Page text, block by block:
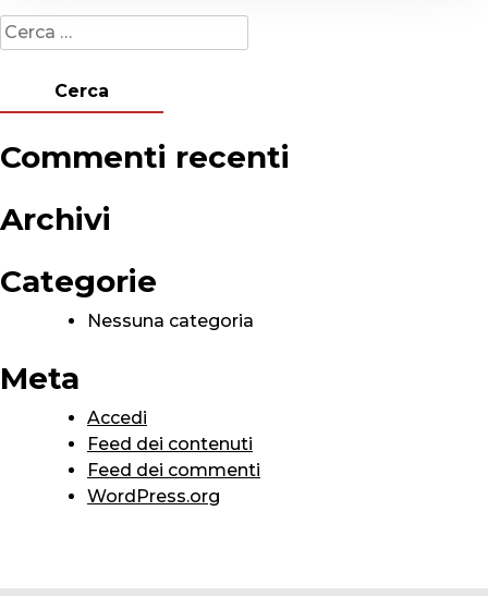
Ricerca
per:
Commenti recenti
Archivi
Categorie
Nessuna categoria
Meta
Accedi
Feed dei contenuti
Feed dei commenti
WordPress.org